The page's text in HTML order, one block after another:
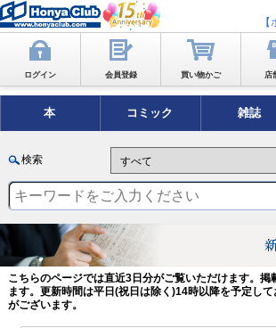
ログイン 会員登録 買い物かご 店
本 コミック 雑誌
検索
こちらのページでは直近3日分がご覧いただけます。掲
ます。更新時間は平日(祝日は除く)14時以降を予定し
がございます。